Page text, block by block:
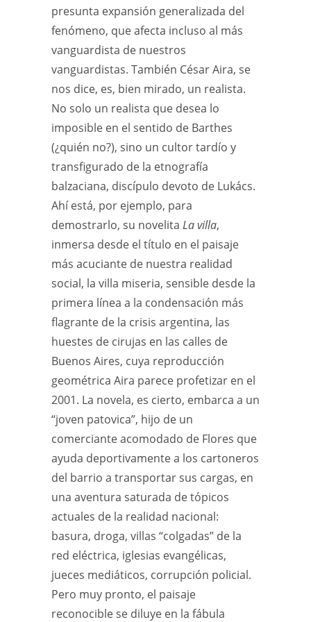
presunta expansión generalizada del
fenómeno, que afecta incluso al más
vanguardista de nuestros
vanguardistas. También César Aira, se
nos dice, es, bien mirado, un realista.
No solo un realista que desea lo
imposible en el sentido de Barthes
(¿quién no?), sino un cultor tardío y
transfigurado de la etnografía
balzaciana, discípulo devoto de Lukács.
Ahí está, por ejemplo, para
demostrarlo, su novelita La villa,
inmersa desde el título en el paisaje
más acuciante de nuestra realidad
social, la villa miseria, sensible desde la
primera línea a la condensación más
flagrante de la crisis argentina, las
huestes de cirujas en las calles de
Buenos Aires, cuya reproducción
geométrica Aira parece profetizar en el
2001. La novela, es cierto, embarca a un
“joven patovica”, hijo de un
comerciante acomodado de Flores que
ayuda deportivamente a los cartoneros
del barrio a transportar sus cargas, en
una aventura saturada de tópicos
actuales de la realidad nacional:
basura, droga, villas “colgadas” de la
red eléctrica, iglesias evangélicas,
jueces mediáticos, corrupción policial.
Pero muy pronto, el paisaje
reconocible se diluye en la fábula